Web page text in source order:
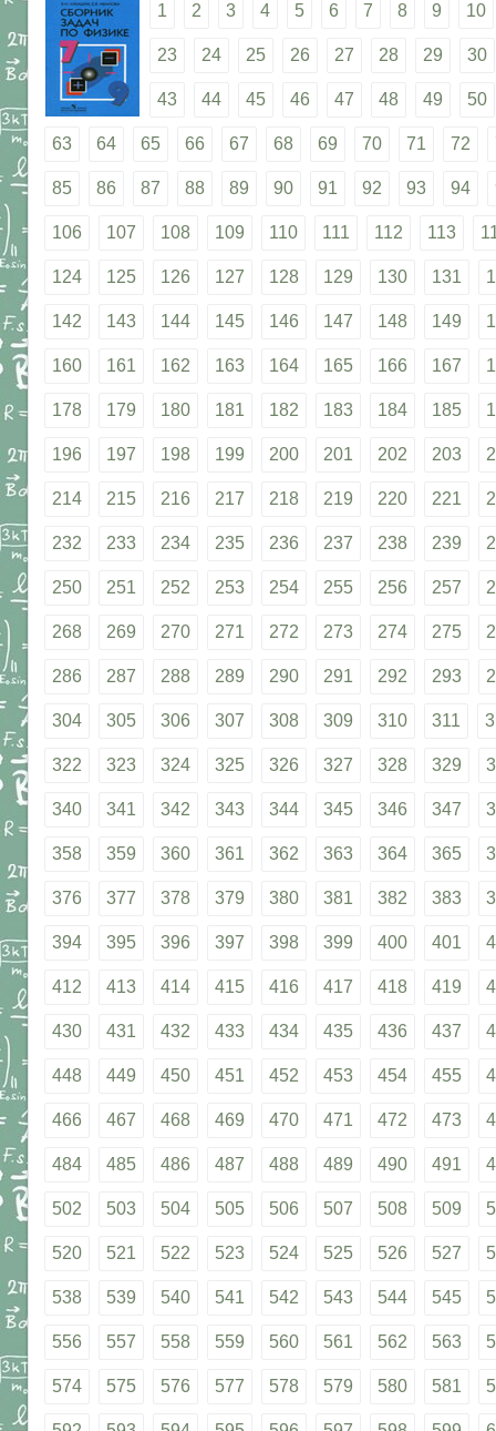
1 2 3 4 5 6 7 8 9 10
23 24 25 26 27 28 29 30
43 44 45 46 47 48 49 50
63 64 65 66 67 68 69 70 71 72
85 86 87 88 89 90 91 92 93 94
106 107 108 109 110 111 112 113
124 125 126 127 128 129 130 131
142 143 144 145 146 147 148 149
160 161 162 163 164 165 166 167
178 179 180 181 182 183 184 185
196 197 198 199 200 201 202 203
214 215 216 217 218 219 220 221
232 233 234 235 236 237 238 239
250 251 252 253 254 255 256 257
268 269 270 271 272 273 274 275
286 287 288 289 290 291 292 293
304 305 306 307 308 309 310 311
322 323 324 325 326 327 328 329
340 341 342 343 344 345 346 347
358 359 360 361 362 363 364 365
376 377 378 379 380 381 382 383
394 395 396 397 398 399 400 401
412 413 414 415 416 417 418 419
430 431 432 433 434 435 436 437
448 449 450 451 452 453 454 455
466 467 468 469 470 471 472 473
484 485 486 487 488 489 490 491
502 503 504 505 506 507 508 509
520 521 522 523 524 525 526 527
538 539 540 541 542 543 544 545
556 557 558 559 560 561 562 563
574 575 576 577 578 579 580 581